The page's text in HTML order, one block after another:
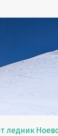
ледник